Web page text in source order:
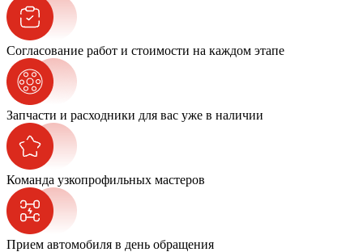
Согласование работ и стоимости на каждом этапе
Запчасти и расходники для вас уже в наличии
Команда узкопрофильных мастеров
Прием автомобиля в день обращения